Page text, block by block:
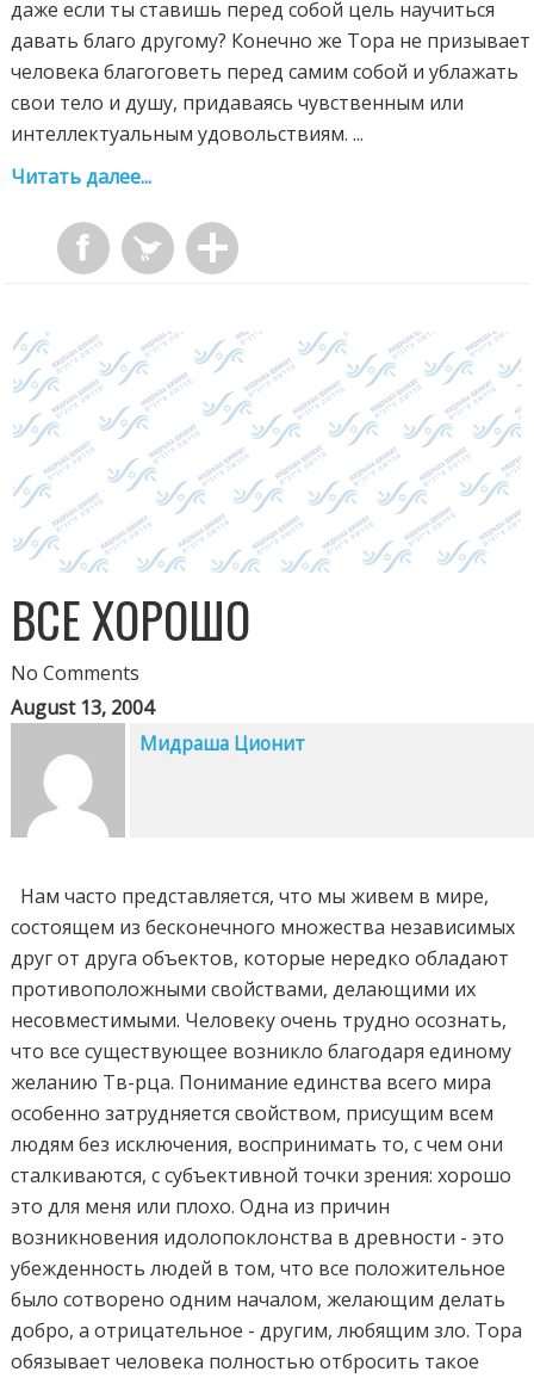
даже если ты ставишь перед собой цель научиться
давать благо другому? Конечно же Тора не призывает
человека благоговеть перед самим собой и ублажать
свои тело и душу, придаваясь чувственным или
интеллектуальным удовольствиям. ...
Читать далее...
ВСЕ ХОРОШО
No Comments
August 13, 2004
Мидраша Ционит
Нам часто представляется, что мы живем в мире,
состоящем из бесконечного множества независимых
друг от друга объектов, которые нередко обладают
противоположными свойствами, делающими их
несовместимыми. Человеку очень трудно осознать,
что все существующее возникло благодаря единому
желанию Тв-рца. Понимание единства всего мира
особенно затрудняется свойством, присущим всем
людям без исключения, воспринимать то, с чем они
сталкиваются, с субъективной точки зрения: хорошо
это для меня или плохо. Одна из причин
возникновения идолопоклонства в древности - это
убежденность людей в том, что все положительное
было сотворено одним началом, желающим делать
добро, а отрицательное - другим, любящим зло. Тора
обязывает человека полностью отбросить такое